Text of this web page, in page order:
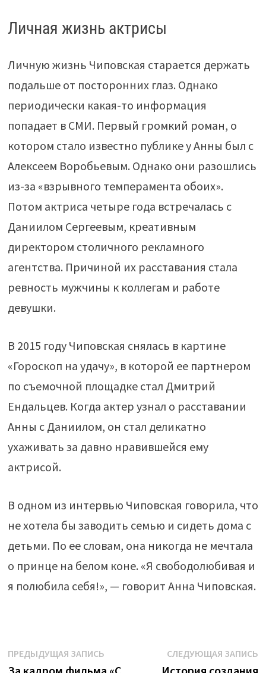
Личная жизнь актрисы
Личную жизнь Чиповская старается держать
подальше от посторонних глаз. Однако
периодически какая-то информация
попадает в СМИ. Первый громкий роман, о
котором стало известно публике у Анны был с
Алексеем Воробьевым. Однако они разошлись
из-за «взрывного темперамента обоих».
Потом актриса четыре года встречалась с
Даниилом Сергеевым, креативным
директором столичного рекламного
агентства. Причиной их расставания стала
ревность мужчины к коллегам и работе
девушки.
В 2015 году Чиповская снялась в картине
«Гороскоп на удачу», в которой ее партнером
по съемочной площадке стал Дмитрий
Ендальцев. Когда актер узнал о расставании
Анны с Даниилом, он стал деликатно
ухаживать за давно нравившейся ему
актрисой.
В одном из интервью Чиповская говорила, что
не хотела бы заводить семью и сидеть дома с
детьми. По ее словам, она никогда не мечтала
о принце на белом коне. «Я свободолюбивая и
я полюбила себя!», — говорит Анна Чиповская.
Навигация
ПРЕДЫДУЩАЯ ЗАПИСЬПредыдущая
запись:
СЛЕДУЮЩАЯ ЗАПИСЬ